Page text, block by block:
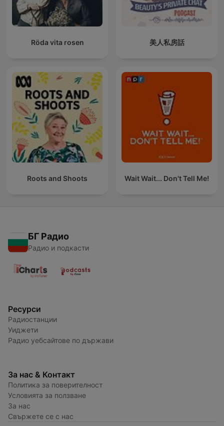
Röda vita rosen 美人私房話
Roots and Shoots Wait Wait... Don't Tell Me!
БГ Радио
Радио и подкасти
Ресурси
Радиостанции
Уиджети
Радио уебсайтове по държави
За нас & Контакт
Политика за поверителност
Условията за ползване
За нас
Свържете се с нас